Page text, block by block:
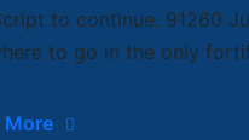
to continue. 91260
to go in the only
More